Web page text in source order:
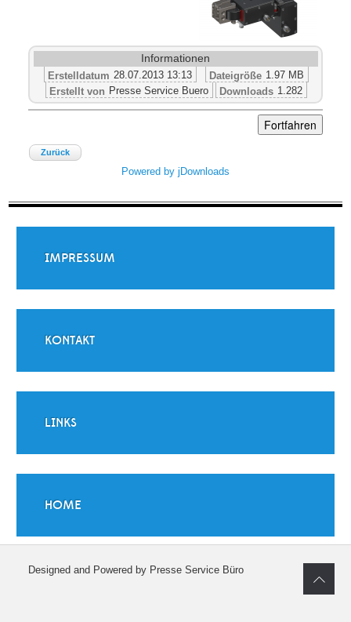
Informationen
Erstelldatum 28.07.2013 13:13 Dateigröße 1.97 MB
Erstellt von Presse Service Buero Downloads 1.282
Zurück
Powered by jDownloads
IMPRESSUM
KONTAKT
LINKS
HOME
Designed and Powered by Presse Service Büro